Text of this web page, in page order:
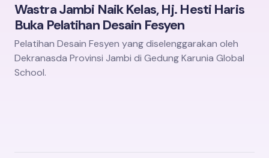
Wastra Jambi Naik Kelas, Hj. Hesti Haris
Buka Pelatihan Desain Fesyen
Pelatihan Desain Fesyen yang diselenggarakan oleh
Dekranasda Provinsi Jambi di Gedung Karunia Global
School.